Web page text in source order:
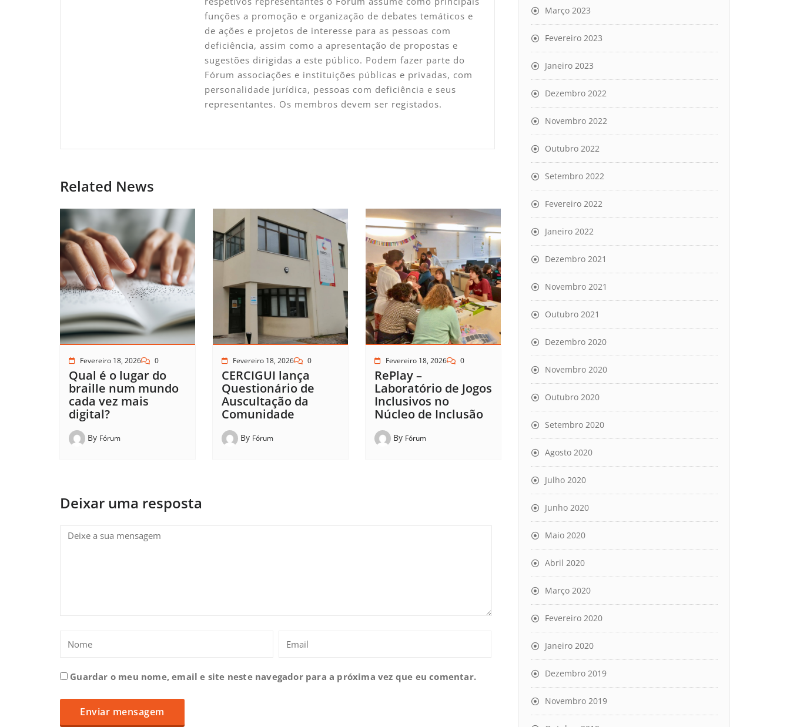
funções a promoção e organização de debates temáticos e
de ações e projetos de interesse para as pessoas com
deficiência, assim como a apresentação de propostas e
sugestões dirigidas a este público. Podem fazer parte do
Fórum associações e instituições públicas e privadas, com
personalidade jurídica, pessoas com deficiência e seus
representantes. Os membros devem ser registados.
Related News
Fevereiro 18, 2026 0
Qual é o lugar do
braille num mundo
cada vez mais
digital?
By Fórum
Fevereiro 18, 2026 0
CERCIGUI lança
Questionário de
Auscultação da
Comunidade
By Fórum
Fevereiro 18, 2026 0
RePlay –
Laboratório de Jogos
Inclusivos no
Núcleo de Inclusão
By Fórum
Deixar uma resposta
Guardar o meu nome, email e site neste navegador para a próxima vez que eu comentar.
Março 2023
Fevereiro 2023
Janeiro 2023
Dezembro 2022
Novembro 2022
Outubro 2022
Setembro 2022
Fevereiro 2022
Janeiro 2022
Dezembro 2021
Novembro 2021
Outubro 2021
Dezembro 2020
Novembro 2020
Outubro 2020
Setembro 2020
Agosto 2020
Julho 2020
Junho 2020
Maio 2020
Abril 2020
Março 2020
Fevereiro 2020
Janeiro 2020
Dezembro 2019
Novembro 2019